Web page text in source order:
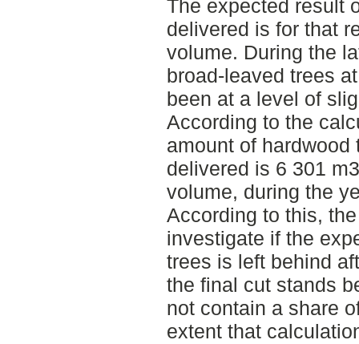
The expected result
delivered is for that
volume. During the
broad-leaved trees
been at a level of
According to the
amount of
delivered is 6 301
volume, during the
According to this,
investigate if the
trees is left behind
the final cut stands
not contain a share
extent that